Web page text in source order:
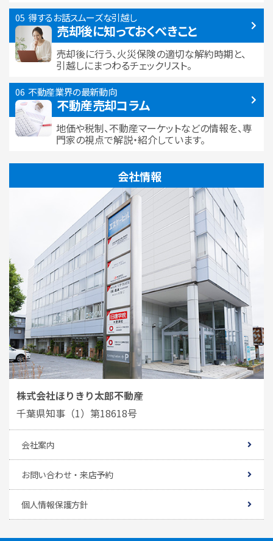
得するお話スムーズな引越し
売却後に知っておくべきこと
売却後に行う、火災保険の適切な解約時期と、
引越しにまつわるチェックリスト。
不動産業界の最新動向
不動産売却コラム
地価や税制、不動産マーケットなどの情報を、専
門家の視点で解説・紹介しています。
会社情報
株式会社ほりきり太郎不動産
千葉県知事（1）第18618号
会社案内
お問い合わせ・来店予約
個人情報保護方針